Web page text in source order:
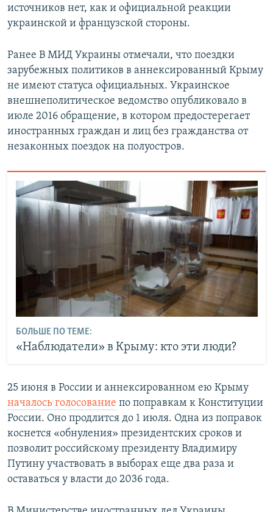
источников нет, как и официальной реакции
украинской и французской стороны.
Ранее В МИД Украины отмечали, что поездки
зарубежных политиков в аннексированный Крыму
не имеют статуса официальных. Украинское
внешнеполитическое ведомство опубликовало в
июле 2016 обращение, в котором предостерегает
иностранных граждан и лиц без гражданства от
незаконных поездок на полуостров.
БОЛЬШЕ ПО ТЕМЕ:
«Наблюдатели» в Крыму: кто эти люди?
25 июня в России и аннексированном ею Крыму ​
началось голосование по поправкам к Конституции
России. Оно продлится до 1 июля. Одна из поправок
коснется «обнуления» президентских сроков и
позволит российскому президенту Владимиру
Путину участвовать в выборах еще два раза и
оставаться у власти до 2036 года.